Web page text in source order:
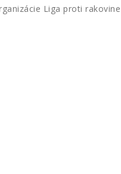
Liga proti rakovine